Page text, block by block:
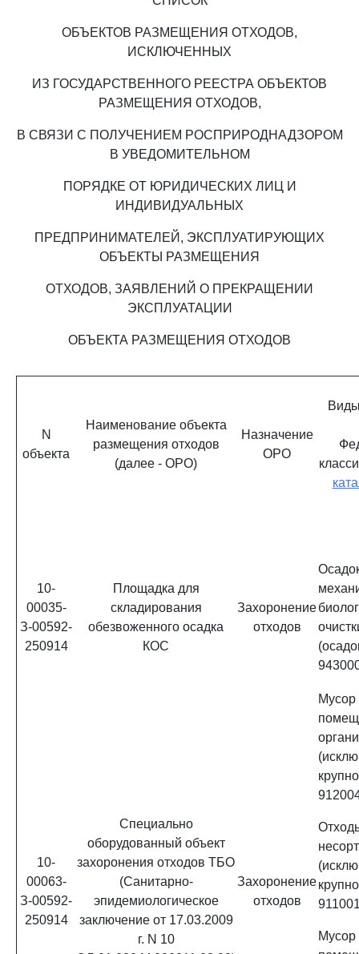
ОБЪЕКТОВ РАЗМЕЩЕНИЯ ОТХОДОВ,
ИСКЛЮЧЕННЫХ
ИЗ ГОСУДАРСТВЕННОГО РЕЕСТРА ОБЪЕКТОВ
РАЗМЕЩЕНИЯ ОТХОДОВ,
В СВЯЗИ С ПОЛУЧЕНИЕМ РОСПРИРОДНАДЗОРОМ
В УВЕДОМИТЕЛЬНОМ
ПОРЯДКЕ ОТ ЮРИДИЧЕСКИХ ЛИЦ И
ИНДИВИДУАЛЬНЫХ
ПРЕДПРИНИМАТЕЛЕЙ, ЭКСПЛУАТИРУЮЩИХ
ОБЪЕКТЫ РАЗМЕЩЕНИЯ
ОТХОДОВ, ЗАЯВЛЕНИЙ О ПРЕКРАЩЕНИИ
ЭКСПЛУАТАЦИИ
ОБЪЕКТА РАЗМЕЩЕНИЯ ОТХОДОВ
N
объекта
Наименование объекта
размещения отходов
(далее - ОРО)
Назначение
ОРО
10-
00035-
З-00592-
250914
Площадка для
складирования
обезвоженного осадка
КОС
Захоронение
отходов
10-
00063-
З-00592-
250914
Специально
оборудованный объект
захоронения отходов ТБО
(Санитарно-
эпидемиологическое
заключение от 17.03.2009
г. N 10
Захоронение
отходов